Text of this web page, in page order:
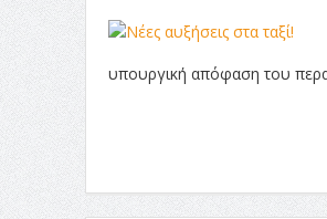
υπουργική απόφαση του